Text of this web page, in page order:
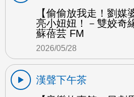
【偷偷放我走！劉媒
亮小妞妞！－雙姣奇
蘇蓓芸 FM
2026/05/28
漢聲下午茶